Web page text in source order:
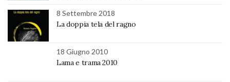
8 Settembre 2018
La doppia tela del ragno
18 Giugno 2010
Lama e trama 2010